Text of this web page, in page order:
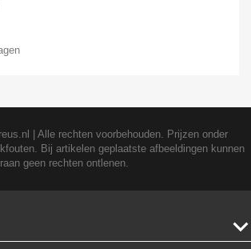
| Alle rechten voorbehouden. Prijzen onder
Bij artikelen geplaatste afbeeldingen kunnen
geen rechten ontlenen.